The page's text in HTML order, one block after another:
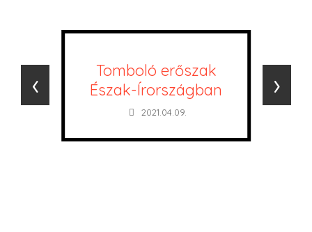
Tomboló erőszak
Észak-Írországban
2021.04.09.
‹ ›